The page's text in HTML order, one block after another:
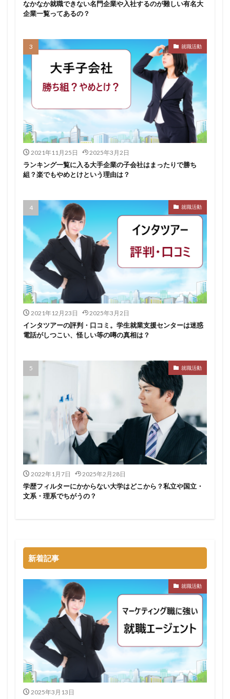
なかなか就職できない名門企業や入社するのが難しい有名大
企業一覧ってあるの？
就職活動
2021年11月25日 2025年3月2日
ランキング一覧に入る大手企業の子会社はまったりで勝ち
組？楽でもやめとけという理由は？
就職活動
2021年12月23日 2025年3月2日
インタツアーの評判・口コミ。学生就業支援センターは迷惑
電話がしつこい、怪しい等の噂の真相は？
就職活動
2022年1月7日 2025年2月28日
学歴フィルターにかからない大学はどこから？私立や国立・
文系・理系でちがうの？
新着記事
就職活動
2025年3月13日